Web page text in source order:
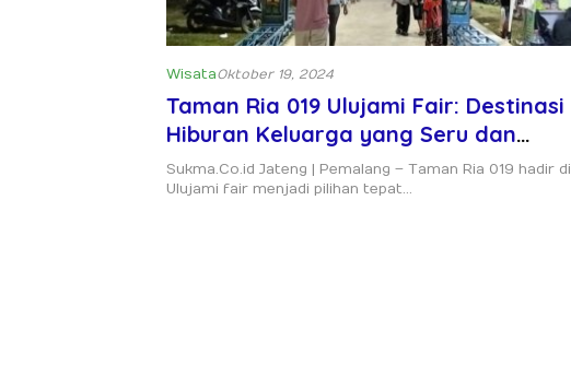
WisataOktober 19, 2024
Taman Ria 019 Ulujami Fair: Destinasi
Hiburan Keluarga yang Seru dan
Mengasyikkan
Sukma.Co.id Jateng | Pemalang – Taman Ria 019 hadir di
Ulujami fair menjadi pilihan tepat…